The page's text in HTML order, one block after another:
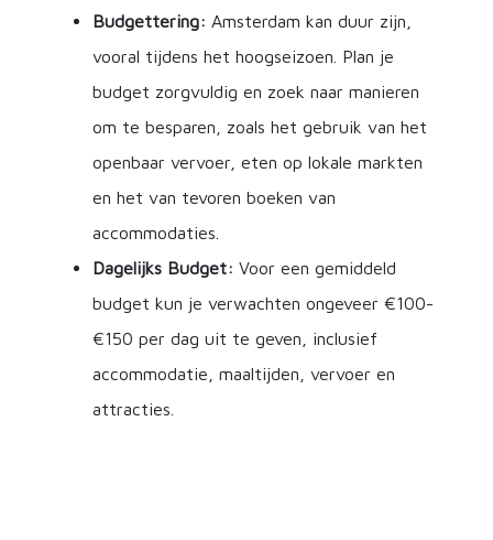
Budgettering: Amsterdam kan duur zijn,
vooral tijdens het hoogseizoen. Plan je
budget zorgvuldig en zoek naar manieren
om te besparen, zoals het gebruik van het
openbaar vervoer, eten op lokale markten
en het van tevoren boeken van
accommodaties.
Dagelijks Budget: Voor een gemiddeld
budget kun je verwachten ongeveer €100-
€150 per dag uit te geven, inclusief
accommodatie, maaltijden, vervoer en
attracties.